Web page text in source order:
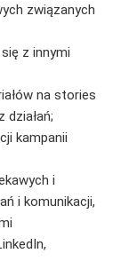
związanych
z innymi
na stories
kampanii
i
i komunikacji,